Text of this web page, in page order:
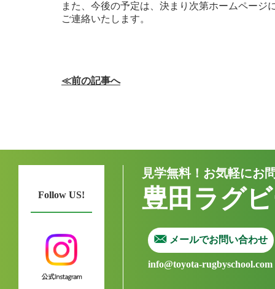
また、今後の予定は、決まり次第ホームページ
ご連絡いたします。
≪前の記事へ
Follow US!
見学無料！お気軽にお
豊田ラグ
メールでお問い合わせ
info@toyota-rugbyschool.com